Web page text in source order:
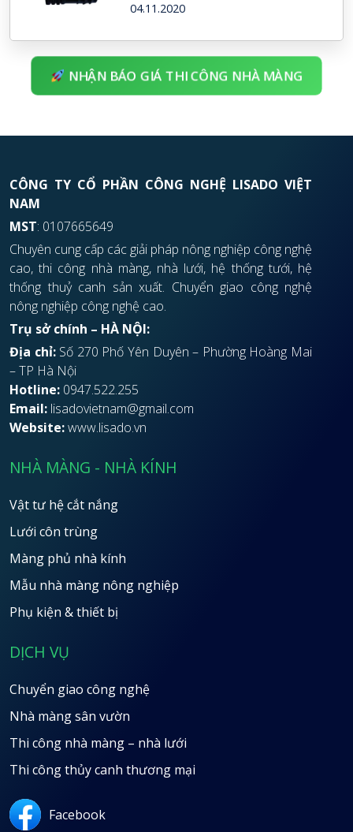
04.11.2020
NHẬN BÁO GIÁ THI CÔNG NHÀ MÀNG
CÔNG TY CỔ PHẦN CÔNG NGHỆ LISADO VIỆT
NAM
MST: 0107665649
Chuyên cung cấp các giải pháp nông nghiệp công nghệ
cao, thi công nhà màng, nhà lưới, hệ thống tưới, hệ
thống thuỷ canh sản xuất. Chuyển giao công nghệ
nông nghiệp công nghệ cao.
Trụ sở chính – HÀ NỘI:
Địa chỉ:Số 270 Phố Yên Duyên – Phường Hoàng Mai
– TP Hà Nội
Hotline: 0947.522.255
Email: lisadovietnam@gmail.com
Website:www.lisado.vn
NHÀ MÀNG - NHÀ KÍNH
Vật tư hệ cắt nắng
Lưới côn trùng
Màng phủ nhà kính
Mẫu nhà màng nông nghiệp
Phụ kiện & thiết bị
DỊCH VỤ
Chuyển giao công nghệ
Nhà màng sân vườn
Thi công nhà màng – nhà lưới
Thi công thủy canh thương mại
Facebook